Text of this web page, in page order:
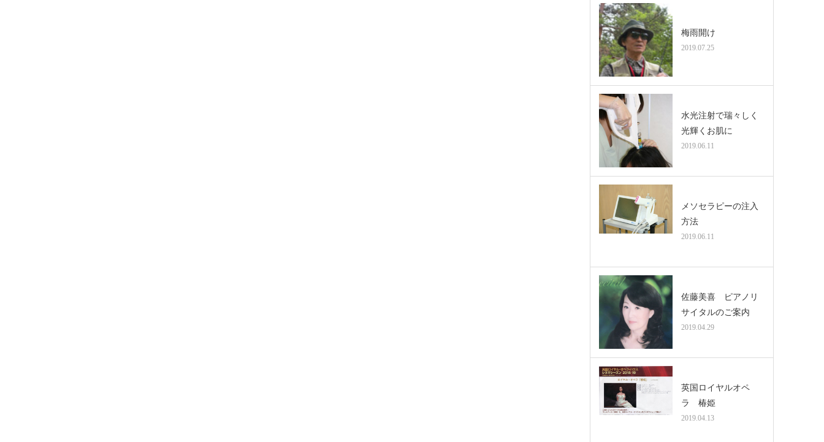
梅雨開け
2019.07.25
水光注射で瑞々しく
光輝くお肌に
2019.06.11
メソセラピーの注入
方法
2019.06.11
佐藤美喜 ピアノリ
サイタルのご案内
2019.04.29
英国ロイヤルオペ
ラ 椿姫
2019.04.13